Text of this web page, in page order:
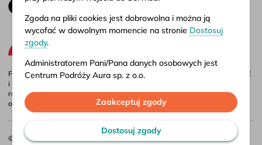
Firma Aura jest administratorem portalu bilety.pl, gdzie możesz porównać
i kupić bilety autokarowe krajowe i międzynarodowe online. Bilety są
również dostępne w naszych biurach stacjonarnych – adresy i godziny
otwarcia znajdziesz w
punktach sprzedaży.
© 2026 CP Aura Sp. z o.o.
Zgoda na pliki cookies jest dobrowolna i można ją
wycofać w dowolnym momencie na stronie Dostosuj
zgody.
Administratorem Pani/Pana danych osobowych jest
Centrum Podróży Aura sp. z o.o.
Więcej informacji o przetwarzaniu danych osobowych
oraz korzystaniu przez Serwis z plików cookies
Zaakceptuj zgody
Dostosuj zgody